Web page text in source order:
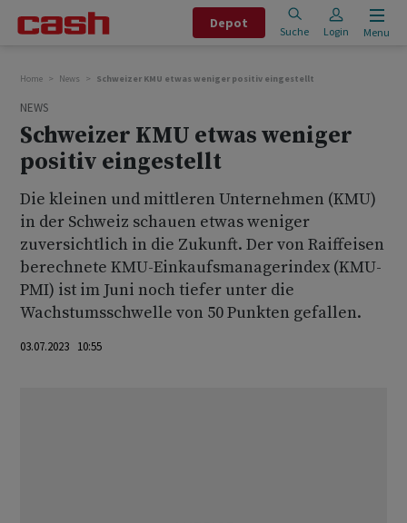
Depot
Suche Login Menu
Home News Schweizer KMU etwas weniger positiv eingestellt
NEWS
Schweizer KMU etwas weniger
positiv eingestellt
Die kleinen und mittleren Unternehmen (KMU)
in der Schweiz schauen etwas weniger
zuversichtlich in die Zukunft. Der von Raiffeisen
berechnete KMU-Einkaufsmanagerindex (KMU-
PMI) ist im Juni noch tiefer unter die
Wachstumsschwelle von 50 Punkten gefallen.
03.07.2023 10:55